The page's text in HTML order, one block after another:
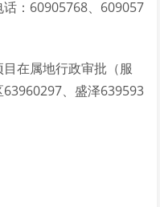
：60905768、609057
在属地行政审批（服
、盛泽639593